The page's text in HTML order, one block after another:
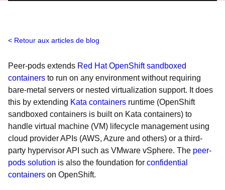
Retour aux articles de blog
Peer-pods extends Red Hat OpenShift sandboxed
containers to run on any environment without requiring
bare-metal servers or nested virtualization support. It does
this by extending Kata containers runtime (OpenShift
sandboxed containers is built on Kata containers) to
handle virtual machine (VM) lifecycle management using
cloud provider APIs (AWS, Azure and others) or a third-
party hypervisor API such as VMware vSphere. The peer-
pods solution is also the foundation for confidential
containers on OpenShift.